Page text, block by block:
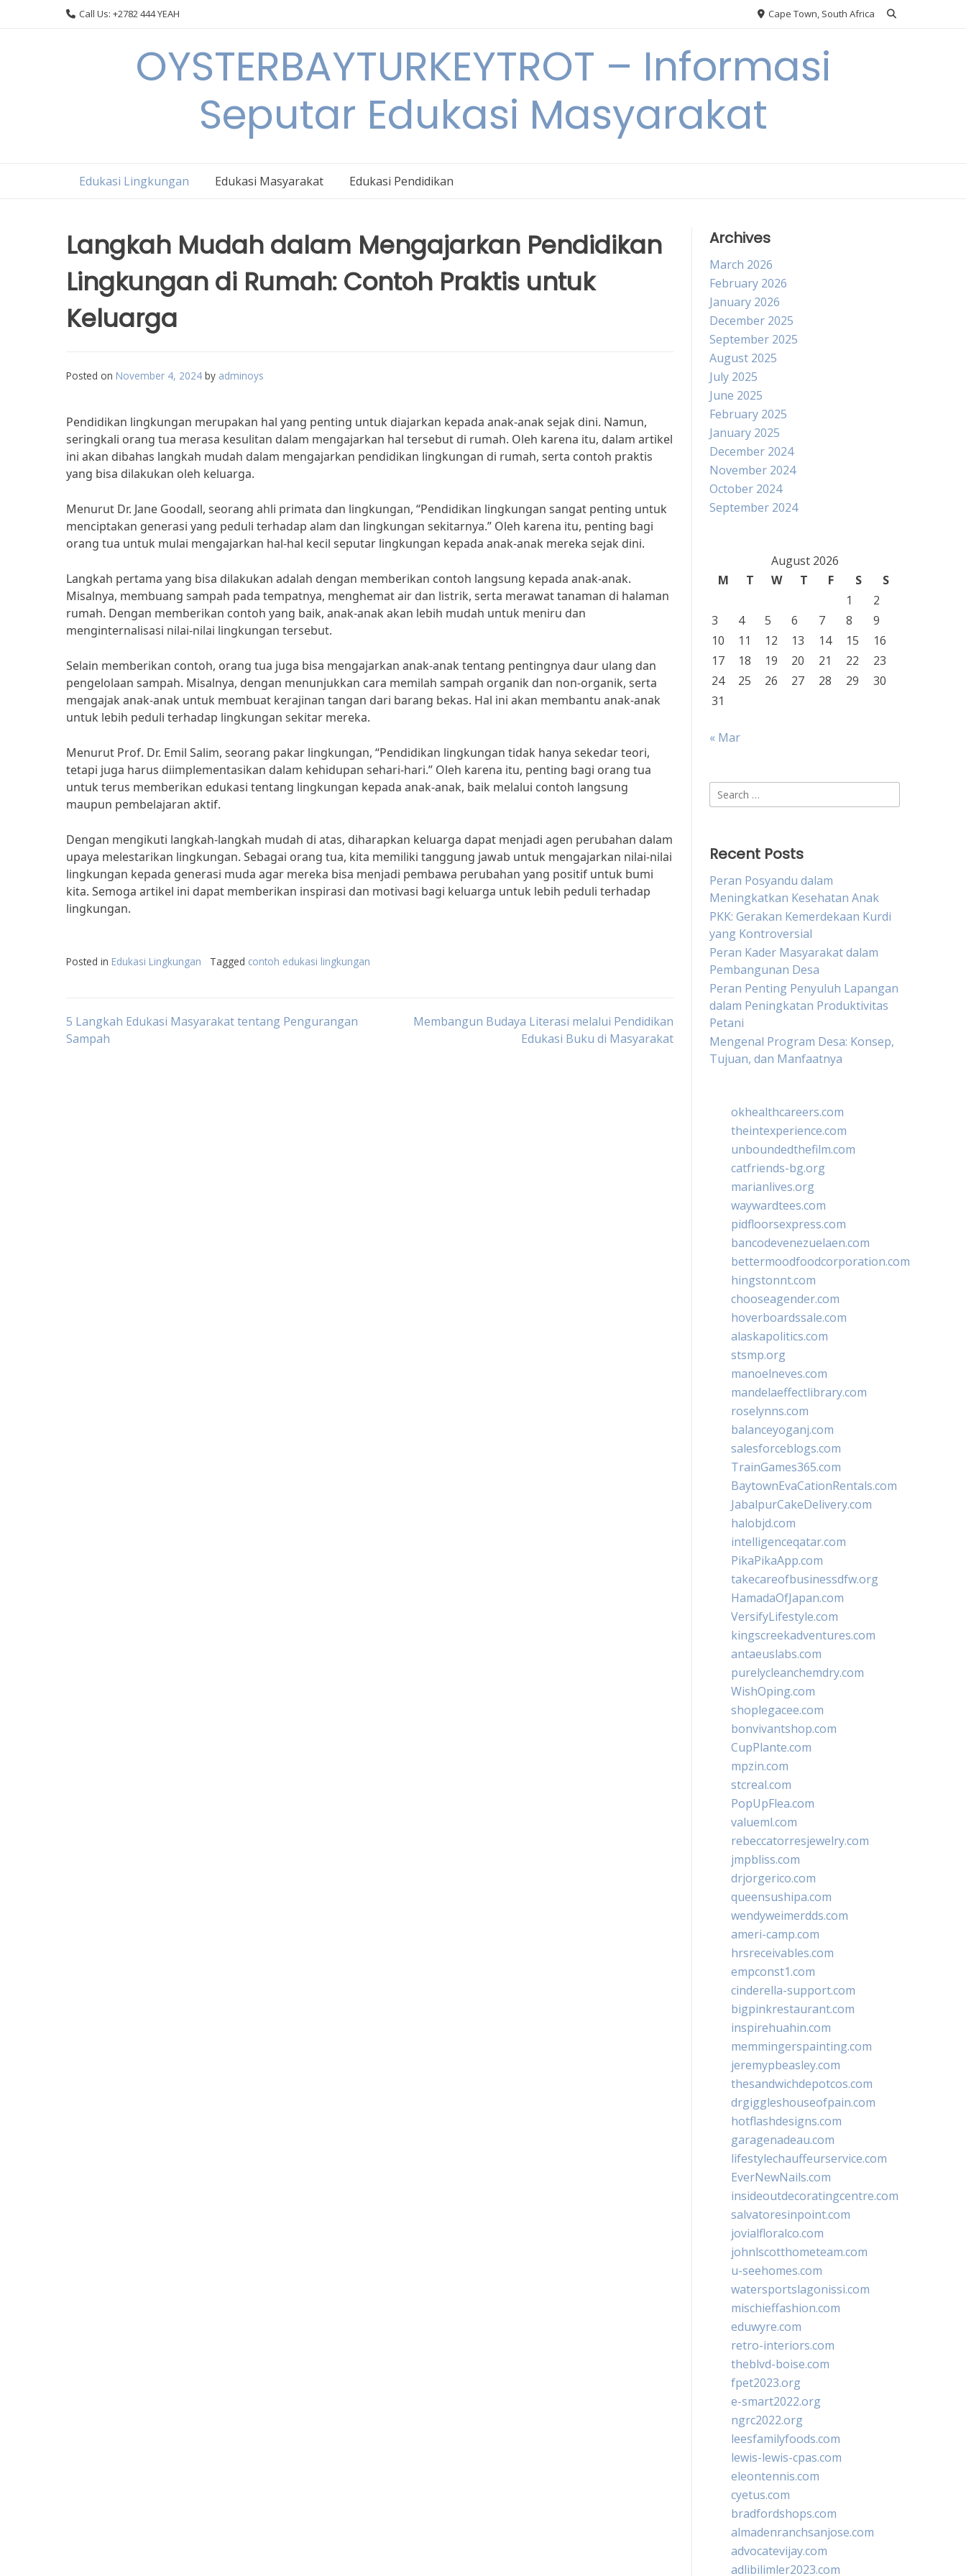
Call Us: +2782 444 YEAH Cape Town, South Africa
OYSTERBAYTURKEYTROT – Informasi
Seputar Edukasi Masyarakat
Edukasi Lingkungan Edukasi Masyarakat Edukasi Pendidikan
Langkah Mudah dalam Mengajarkan Pendidikan
Lingkungan di Rumah: Contoh Praktis untuk
Keluarga
Posted on November 4, 2024 by adminoys
Pendidikan lingkungan merupakan hal yang penting untuk diajarkan kepada anak-anak sejak dini. Namun,
seringkali orang tua merasa kesulitan dalam mengajarkan hal tersebut di rumah. Oleh karena itu, dalam artikel
ini akan dibahas langkah mudah dalam mengajarkan pendidikan lingkungan di rumah, serta contoh praktis
yang bisa dilakukan oleh keluarga.
Menurut Dr. Jane Goodall, seorang ahli primata dan lingkungan, “Pendidikan lingkungan sangat penting untuk
menciptakan generasi yang peduli terhadap alam dan lingkungan sekitarnya.” Oleh karena itu, penting bagi
orang tua untuk mulai mengajarkan hal-hal kecil seputar lingkungan kepada anak-anak mereka sejak dini.
Langkah pertama yang bisa dilakukan adalah dengan memberikan contoh langsung kepada anak-anak.
Misalnya, membuang sampah pada tempatnya, menghemat air dan listrik, serta merawat tanaman di halaman
rumah. Dengan memberikan contoh yang baik, anak-anak akan lebih mudah untuk meniru dan
menginternalisasi nilai-nilai lingkungan tersebut.
Selain memberikan contoh, orang tua juga bisa mengajarkan anak-anak tentang pentingnya daur ulang dan
pengelolaan sampah. Misalnya, dengan menunjukkan cara memilah sampah organik dan non-organik, serta
mengajak anak-anak untuk membuat kerajinan tangan dari barang bekas. Hal ini akan membantu anak-anak
untuk lebih peduli terhadap lingkungan sekitar mereka.
Menurut Prof. Dr. Emil Salim, seorang pakar lingkungan, “Pendidikan lingkungan tidak hanya sekedar teori,
tetapi juga harus diimplementasikan dalam kehidupan sehari-hari.” Oleh karena itu, penting bagi orang tua
untuk terus memberikan edukasi tentang lingkungan kepada anak-anak, baik melalui contoh langsung
maupun pembelajaran aktif.
Dengan mengikuti langkah-langkah mudah di atas, diharapkan keluarga dapat menjadi agen perubahan dalam
upaya melestarikan lingkungan. Sebagai orang tua, kita memiliki tanggung jawab untuk mengajarkan nilai-nilai
lingkungan kepada generasi muda agar mereka bisa menjadi pembawa perubahan yang positif untuk bumi
kita. Semoga artikel ini dapat memberikan inspirasi dan motivasi bagi keluarga untuk lebih peduli terhadap
lingkungan.
Posted in Edukasi Lingkungan Tagged contoh edukasi lingkungan
Post
5 Langkah Edukasi Masyarakat tentang Pengurangan
Sampah
Membangun Budaya Literasi melalui Pendidikan
Edukasi Buku di Masyarakat
Archives
March 2026
February 2026
January 2026
December 2025
September 2025
August 2025
July 2025
June 2025
February 2025
January 2025
December 2024
November 2024
October 2024
September 2024
August 2026
M
T W T F S
S
1
2
3
4 5 6 7 8
9
10
11 12 13 14 15
16
17
18 19 20 21 22
23
24
25 26 27 28 29
30
31
« Mar
Search
for:
Recent Posts
Peran Posyandu dalam
Meningkatkan Kesehatan Anak
PKK: Gerakan Kemerdekaan Kurdi
yang Kontroversial
Peran Kader Masyarakat dalam
Pembangunan Desa
Peran Penting Penyuluh Lapangan
dalam Peningkatan Produktivitas
Petani
Mengenal Program Desa: Konsep,
Tujuan, dan Manfaatnya
okhealthcareers.com
theintexperience.com
unboundedthefilm.com
catfriends-bg.org
marianlives.org
waywardtees.com
pidfloorsexpress.com
bancodevenezuelaen.com
bettermoodfoodcorporation.com
hingstonnt.com
chooseagender.com
hoverboardssale.com
alaskapolitics.com
stsmp.org
manoelneves.com
mandelaeffectlibrary.com
roselynns.com
balanceyoganj.com
salesforceblogs.com
TrainGames365.com
BaytownEvaCationRentals.com
JabalpurCakeDelivery.com
halobjd.com
intelligenceqatar.com
PikaPikaApp.com
takecareofbusinessdfw.org
HamadaOfJapan.com
VersifyLifestyle.com
kingscreekadventures.com
antaeuslabs.com
purelycleanchemdry.com
WishOping.com
shoplegacee.com
bonvivantshop.com
CupPlante.com
mpzin.com
stcreal.com
PopUpFlea.com
valueml.com
rebeccatorresjewelry.com
jmpbliss.com
drjorgerico.com
queensushipa.com
wendyweimerdds.com
ameri-camp.com
hrsreceivables.com
empconst1.com
cinderella-support.com
bigpinkrestaurant.com
inspirehuahin.com
memmingerspainting.com
jeremypbeasley.com
thesandwichdepotcos.com
drgiggleshouseofpain.com
hotflashdesigns.com
garagenadeau.com
lifestylechauffeurservice.com
EverNewNails.com
insideoutdecoratingcentre.com
salvatoresinpoint.com
jovialfloralco.com
johnlscotthometeam.com
u-seehomes.com
watersportslagonissi.com
mischieffashion.com
eduwyre.com
retro-interiors.com
theblvd-boise.com
fpet2023.org
e-smart2022.org
ngrc2022.org
leesfamilyfoods.com
lewis-lewis-cpas.com
eleontennis.com
cyetus.com
bradfordshops.com
almadenranchsanjose.com
advocatevijay.com
adlibilimler2023.com